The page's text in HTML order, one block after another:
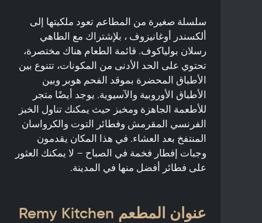
سلسلة صغيرة من المطاعم تعود ملكيتها إلى
ألكسندر أوغانيزوف ، بلإشتراك مع الطاهي
رسلان بولياكوف. قائمة الطعام هناك مختصرة،
تحتوي على الحد الأدنى من المكونات، تتنوع بين
الأطباق المحضرة بموقد الفحم هوبر وبين
الأطباق الأوروبية والآسيوية. يوجد أيضًا متجر
للأطعمة الجاهزة ومخبز حيث يمكنك تناول الخبز
الفرنسي المقرمش وفطائر التوت والكرواسان
المنتفخ بعد العشاء. في هذا المكان يقدمون
وجبات إفطار فخمة في الصباح – لا يمكنك العثور
على فطائر أفضل منها في المدينة.
عنوان المطعم Remy Kitchen